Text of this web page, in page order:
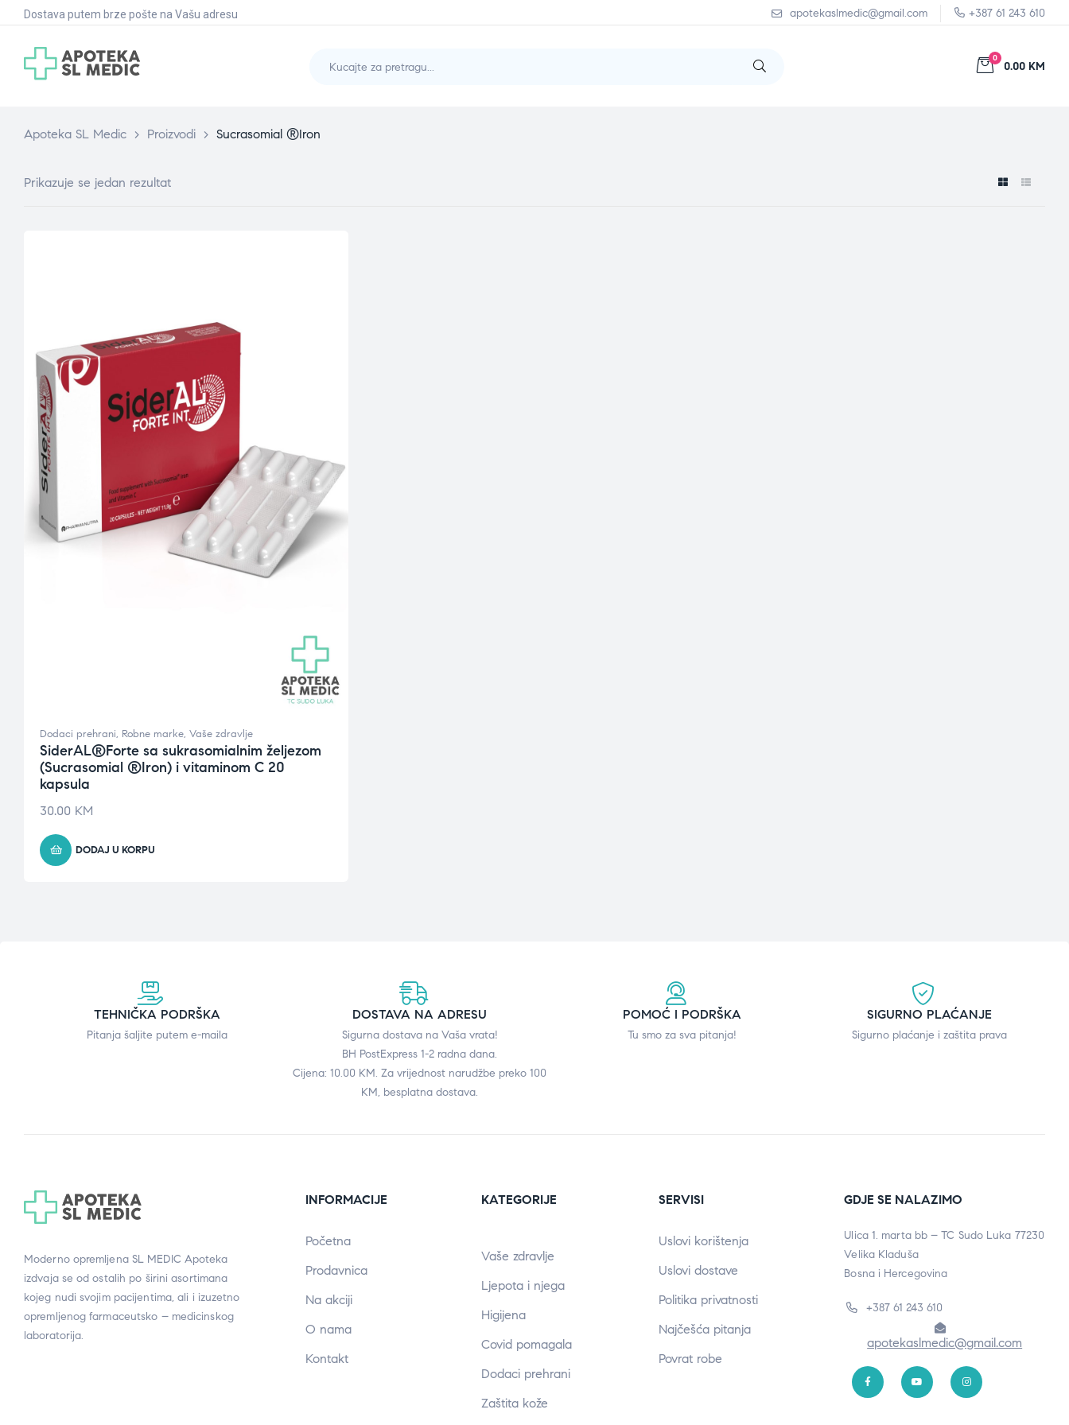
Dostava putem brze pošte na Vašu adresu apotekaslmedic@gmail.com +387 61 243 610
0
0.00 KM
Apoteka SL Medic > Proizvodi > Sucrasomial ®Iron
Prikazuje se jedan rezultat
Dodaci prehrani, Robne marke, Vaše zdravlje
SiderAL®Forte sa sukrasomialnim željezom
(Sucrasomial ®Iron) i vitaminom C 20
kapsula
30.00 KM
DODAJ U KORPU
TEHNIČKA PODRŠKA
Pitanja šaljite putem e-maila
DOSTAVA NA ADRESU
Sigurna dostava na Vaša vrata!
BH PostExpress 1-2 radna dana.
Cijena: 10.00 KM. Za vrijednost narudžbe preko 100
KM, besplatna dostava.
POMOĆ I PODRŠKA
Tu smo za sva pitanja!
SIGURNO PLAĆANJE
Sigurno plaćanje i zaštita prava
Moderno opremljena SL MEDIC Apoteka
izdvaja se od ostalih po širini asortimana
kojeg nudi svojim pacijentima, ali i izuzetno
opremljenog farmaceutsko – medicinskog
laboratorija.
INFORMACIJE
Početna
Prodavnica
Na akciji
O nama
Kontakt
KATEGORIJE
Vaše zdravlje
Ljepota i njega
Higijena
Covid pomagala
Dodaci prehrani
Zaštita kože
SERVISI
Uslovi korištenja
Uslovi dostave
Politika privatnosti
Najčešća pitanja
Povrat robe
GDJE SE NALAZIMO
Ulica 1. marta bb – TC Sudo Luka 77230
Velika Kladuša
Bosna i Hercegovina
+387 61 243 610
apotekaslmedic@gmail.com